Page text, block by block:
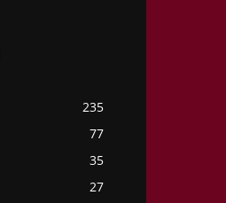
235
77
35
27